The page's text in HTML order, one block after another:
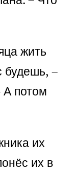
жить
будешь, –
А потом
их
их в